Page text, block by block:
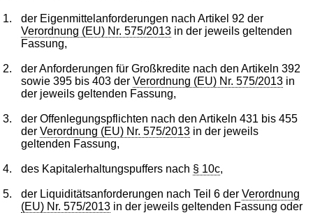
1.
der Eigenmittelanforderungen nach Artikel 92 der
Verordnung (EU) Nr. 575/2013 in der jeweils geltenden
Fassung,
2.
der Anforderungen für Großkredite nach den Artikeln 392
sowie 395 bis 403 derVerordnung (EU) Nr. 575/2013 in
der jeweils geltenden Fassung,
3.
der Offenlegungspflichten nach den Artikeln 431 bis 455
derVerordnung (EU) Nr. 575/2013 in der jeweils
geltenden Fassung,
4. des Kapitalerhaltungspuffers nach § 10c,
5. der Liquiditätsanforderungen nach Teil 6 derVerordnung
(EU) Nr. 575/2013 in der jeweils geltenden Fassung oder